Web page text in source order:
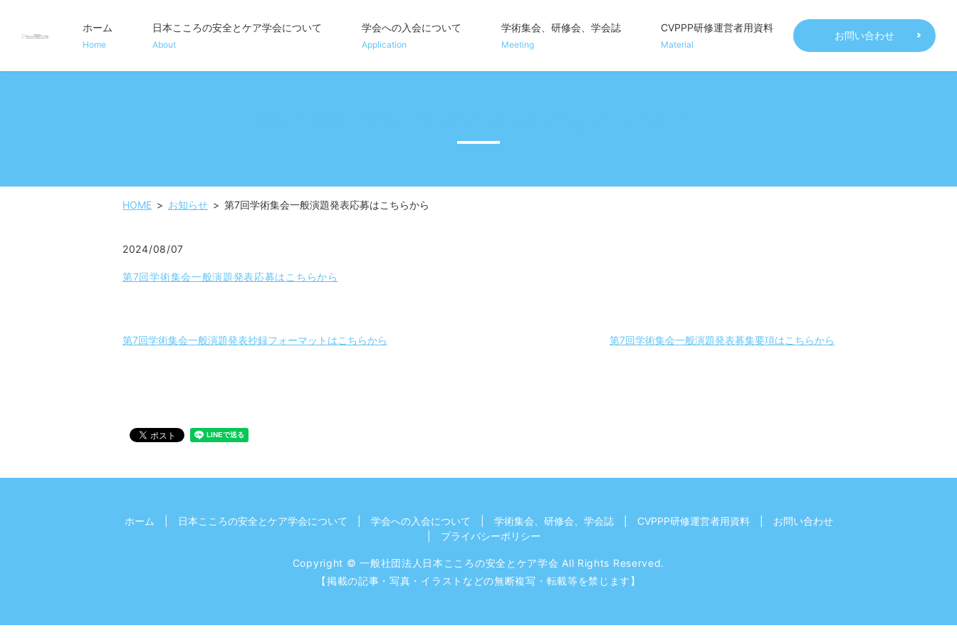
ホーム
Home
日本こころの安全とケア学会について
About
学会への入会について
Application
学術集会、研修会、学会誌
Meeting
CVPPP研修運営者用資料
Material
お問い合わせ
HOME お知らせ 第7回学術集会一般演題発表応募はこちらから
2024/08/07
第7回学術集会一般演題発表応募はこちらから
第7回学術集会一般演題発表抄録フォーマットはこちらから 第7回学術集会一般演題発表募集要項はこちらから
ホーム 日本こころの安全とケア学会について 学会への入会について 学術集会、研修会、学会誌 CVPPP研修運営者用資料
お問い合わせ
プライバシーポリシー
Copyright © 一般社団法人日本こころの安全とケア学会 All Rights Reserved.
【掲載の記事・写真・イラストなどの無断複写・転載等を禁じます】